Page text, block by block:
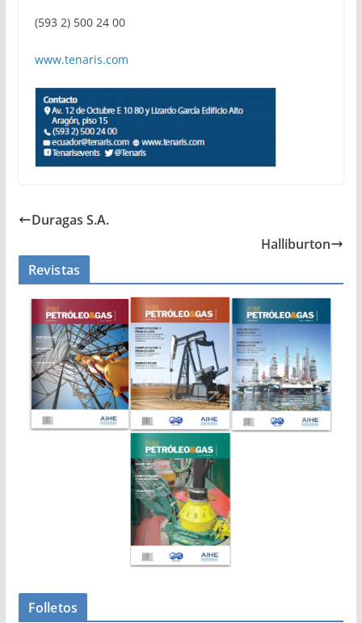
(593 2) 500 24 00
www.tenaris.com
Duragas S.A.
Halliburton
Revistas
Folletos